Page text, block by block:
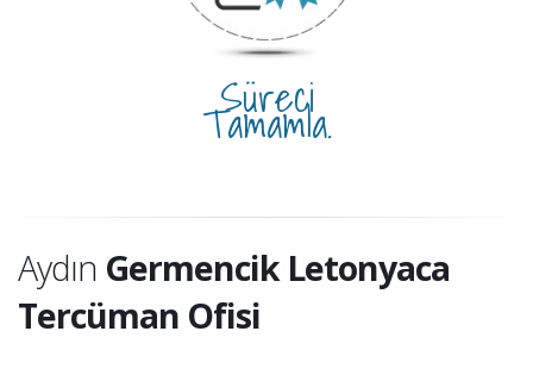
Süreci
Tamamla.
Aydın Germencik Letonyaca
Tercüman Ofisi